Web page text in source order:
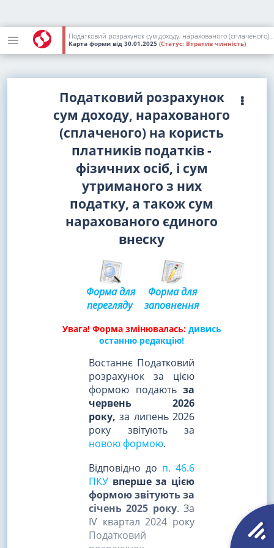
Податковий розрахунок сум доходу, нарахованого (сплаченого) на користь платників податків - фізичних осіб, і сум утриманого з них податку, а також сум нарахованого єдиного внеску [січень 2025 р. - червень 2026 р.]
Карта форми від 30.01.2025 (Статус: Втратив чинність)
Податковий розрахунок
сум доходу, нарахованого
(сплаченого) на користь
платників податків -
фізичних осіб, і сум
утриманого з них
податку, а також сум
нарахованого єдиного
внеску
Форма для
перегляду
Форма для
заповнення
Увага! Форма змінювалась: дивись
останню редакцію!
Востаннє Податковий
розрахунок за цією
формою подають за
червень 2026
року,за липень 2026
року звітують за
новою формою.
Відповідно до п. 46.6
ПКУ вперше за цією
формою звітуютьза
січень 2025 року. За
IV квартал 2024 року
Податковий